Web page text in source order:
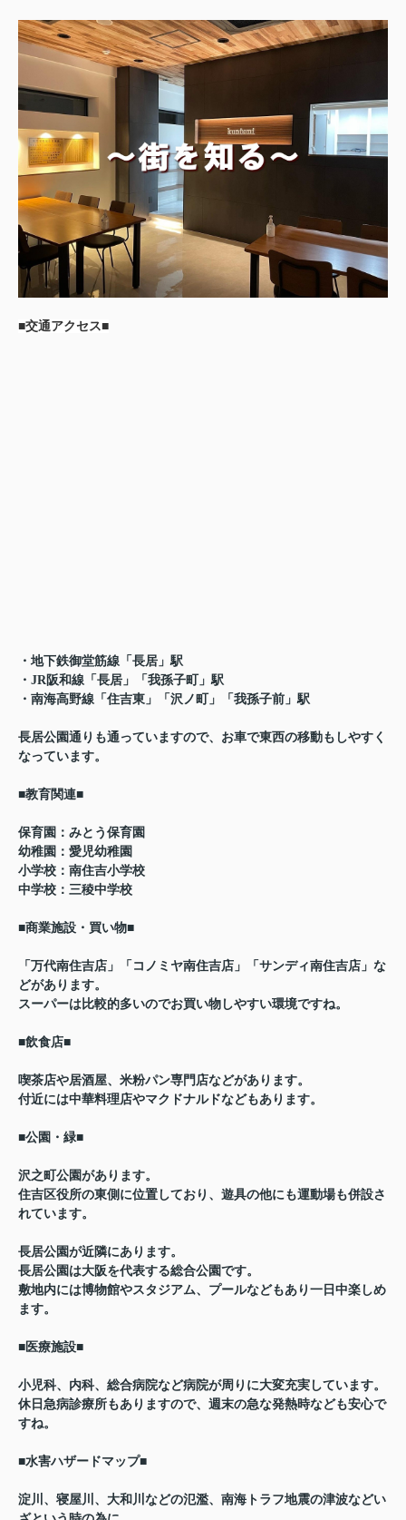
■交通アクセス■
・地下鉄御堂筋線「長居」駅
・JR阪和線「長居」「我孫子町」駅
・南海高野線「住吉東」「沢ノ町」「我孫子前」駅
長居公園通りも通っていますので、お車で東西の移動もしやすく
なっています。
■教育関連■
保育園：みとう保育園
幼稚園：愛児幼稚園
小学校：南住吉小学校
中学校：三稜中学校
■商業施設・買い物■
「万代南住吉店」「コノミヤ南住吉店」「サンディ南住吉店」な
どがあります。
スーパーは比較的多いのでお買い物しやすい環境ですね。
■飲食店■
喫茶店や居酒屋、米粉パン専門店などがあります。
付近には中華料理店やマクドナルドなどもあります。
■公園・緑■
沢之町公園があります。
住吉区役所の東側に位置しており、遊具の他にも運動場も併設さ
れています。
長居公園が近隣にあります。
長居公園は大阪を代表する総合公園です。
敷地内には博物館やスタジアム、プールなどもあり一日中楽しめ
ます。
■医療施設■
小児科、内科、総合病院など病院が周りに大変充実しています。
休日急病診療所もありますので、週末の急な発熱時なども安心で
すね。
■水害ハザードマップ■
淀川、寝屋川、大和川などの氾濫、南海トラフ地震の津波などい